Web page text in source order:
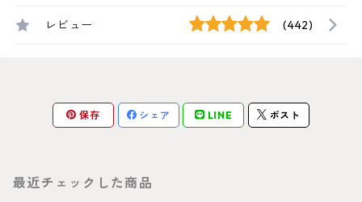
レビュー (442)
保存 シェア LINE ポスト
最近チェックした商品